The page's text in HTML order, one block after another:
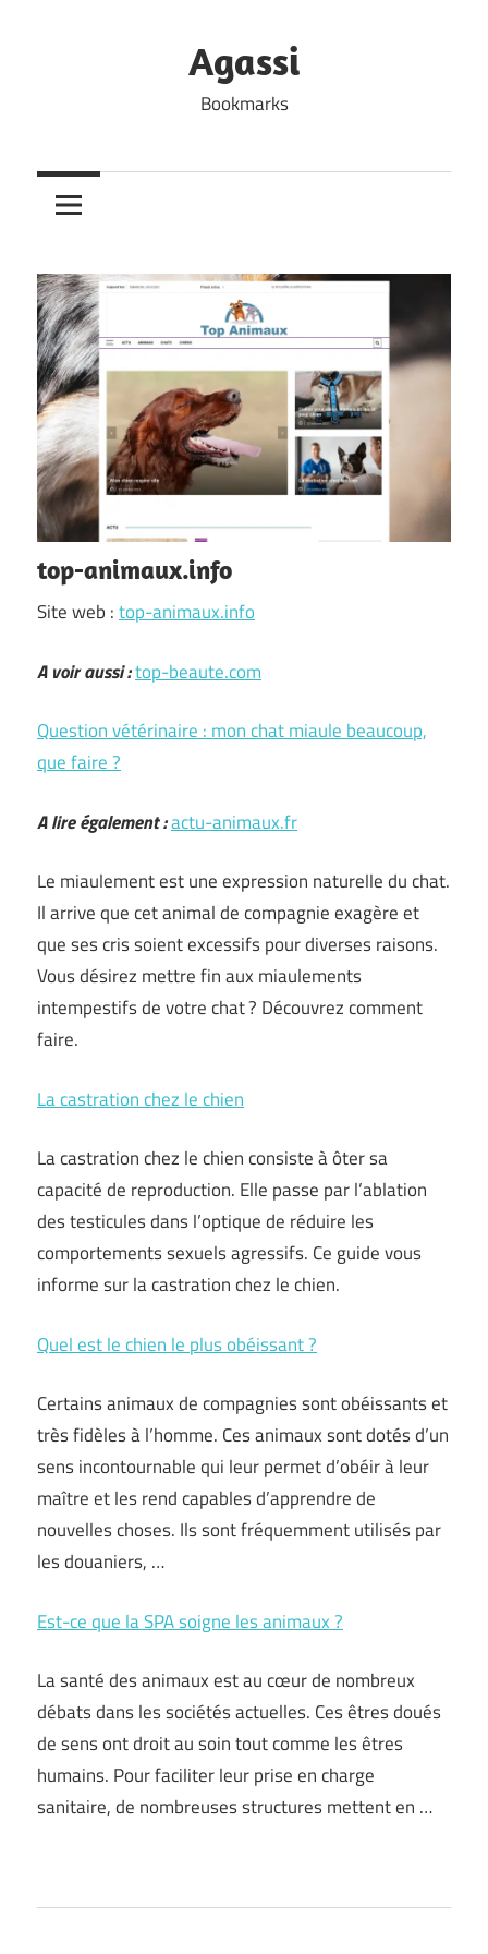
Agassi
Bookmarks
top-animaux.info
Site web :top-animaux.info
A voir aussi :top-beaute.com
Question vétérinaire : mon chat miaule beaucoup,
que faire ?
A lire également :actu-animaux.fr
Le miaulement est une expression naturelle du chat.
Il arrive que cet animal de compagnie exagère et
que ses cris soient excessifs pour diverses raisons.
Vous désirez mettre fin aux miaulements
intempestifs de votre chat ? Découvrez comment
faire.
La castration chez le chien
La castration chez le chien consiste à ôter sa
capacité de reproduction. Elle passe par l’ablation
des testicules dans l’optique de réduire les
comportements sexuels agressifs. Ce guide vous
informe sur la castration chez le chien.
Quel est le chien le plus obéissant ?
Certains animaux de compagnies sont obéissants et
très fidèles à l’homme. Ces animaux sont dotés d’un
sens incontournable qui leur permet d’obéir à leur
maître et les rend capables d’apprendre de
nouvelles choses. Ils sont fréquemment utilisés par
les douaniers, …
Est-ce que la SPA soigne les animaux ?
La santé des animaux est au cœur de nombreux
débats dans les sociétés actuelles. Ces êtres doués
de sens ont droit au soin tout comme les êtres
humains. Pour faciliter leur prise en charge
sanitaire, de nombreuses structures mettent en …